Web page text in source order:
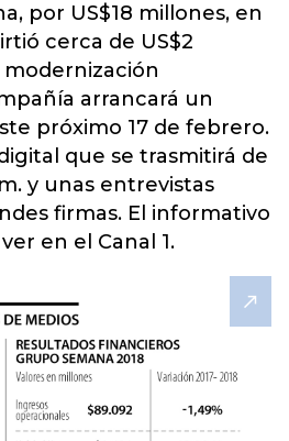
por US$18 millones, en
cerca de US$2
arrancará un
próximo 17 de febrero.
que se trasmitirá de
y unas entrevistas
firmas. El informativo
en el Canal 1.